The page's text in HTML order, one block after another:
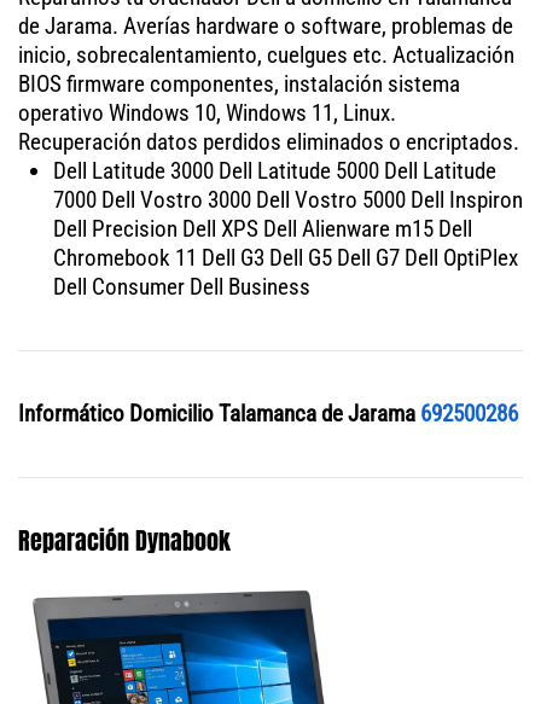
de Jarama. Averías hardware o software, problemas de
inicio, sobrecalentamiento, cuelgues etc. Actualización
BIOS firmware componentes, instalación sistema
operativo Windows 10, Windows 11, Linux.
Recuperación datos perdidos eliminados o encriptados.
Dell Latitude 3000 Dell Latitude 5000 Dell Latitude
7000 Dell Vostro 3000 Dell Vostro 5000 Dell Inspiron
Dell Precision Dell XPS Dell Alienware m15 Dell
Chromebook 11 Dell G3 Dell G5 Dell G7 Dell OptiPlex
Dell Consumer Dell Business
Informático Domicilio Talamanca de Jarama 692500286
Reparación Dynabook